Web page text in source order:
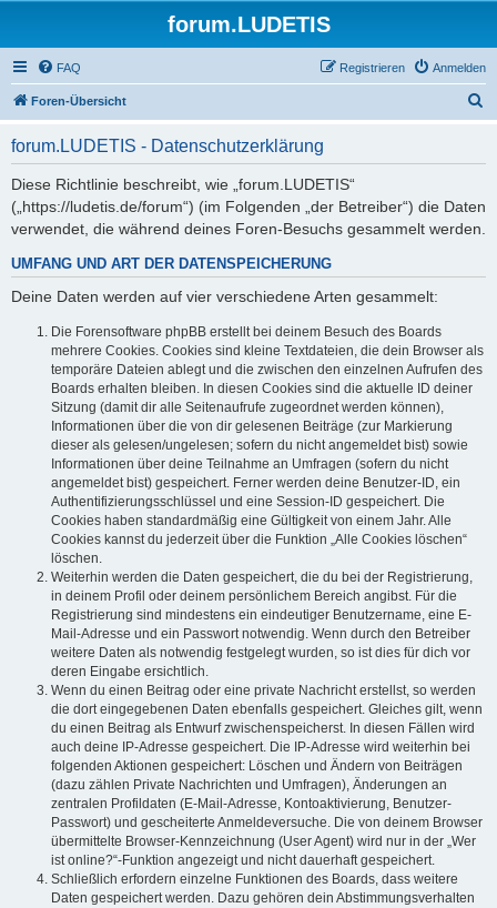
forum.LUDETIS
FAQ Anmelden
Registrieren
Foren-Übersicht
forum.LUDETIS - Datenschutzerklärung
Diese Richtlinie beschreibt, wie „forum.LUDETIS“
(„https://ludetis.de/forum“) (im Folgenden „der Betreiber“) die Daten
verwendet, die während deines Foren-Besuchs gesammelt werden.
UMFANG UND ART DER DATENSPEICHERUNG
Deine Daten werden auf vier verschiedene Arten gesammelt:
Die Forensoftware phpBB erstellt bei deinem Besuch des Boards
mehrere Cookies. Cookies sind kleine Textdateien, die dein Browser als
temporäre Dateien ablegt und die zwischen den einzelnen Aufrufen des
Boards erhalten bleiben. In diesen Cookies sind die aktuelle ID deiner
Sitzung (damit dir alle Seitenaufrufe zugeordnet werden können),
Informationen über die von dir gelesenen Beiträge (zur Markierung
dieser als gelesen/ungelesen; sofern du nicht angemeldet bist) sowie
Informationen über deine Teilnahme an Umfragen (sofern du nicht
angemeldet bist) gespeichert. Ferner werden deine Benutzer-ID, ein
Authentifizierungsschlüssel und eine Session-ID gespeichert. Die
Cookies haben standardmäßig eine Gültigkeit von einem Jahr. Alle
Cookies kannst du jederzeit über die Funktion „Alle Cookies löschen“
löschen.
Weiterhin werden die Daten gespeichert, die du bei der Registrierung,
in deinem Profil oder deinem persönlichem Bereich angibst. Für die
Registrierung sind mindestens ein eindeutiger Benutzername, eine E-
Mail-Adresse und ein Passwort notwendig. Wenn durch den Betreiber
weitere Daten als notwendig festgelegt wurden, so ist dies für dich vor
deren Eingabe ersichtlich.
Wenn du einen Beitrag oder eine private Nachricht erstellst, so werden
die dort eingegebenen Daten ebenfalls gespeichert. Gleiches gilt, wenn
du einen Beitrag als Entwurf zwischenspeicherst. In diesen Fällen wird
auch deine IP-Adresse gespeichert. Die IP-Adresse wird weiterhin bei
folgenden Aktionen gespeichert: Löschen und Ändern von Beiträgen
(dazu zählen Private Nachrichten und Umfragen), Änderungen an
zentralen Profildaten (E-Mail-Adresse, Kontoaktivierung, Benutzer-
Passwort) und gescheiterte Anmeldeversuche. Die von deinem Browser
übermittelte Browser-Kennzeichnung (User Agent) wird nur in der „Wer
ist online?“-Funktion angezeigt und nicht dauerhaft gespeichert.
Schließlich erfordern einzelne Funktionen des Boards, dass weitere
Daten gespeichert werden. Dazu gehören dein Abstimmungsverhalten